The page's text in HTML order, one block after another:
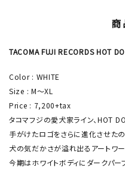
TACOMA FUJI RECORDS HOT
Color : WHITE
Size : M〜XL
Price : 7,200+tax
タコマフジの愛犬家ライン、HOT
手がけたロゴをさらに進化させた
犬の気だかさが溢れ出るアートワ
今期はホワイトボディにダークパー